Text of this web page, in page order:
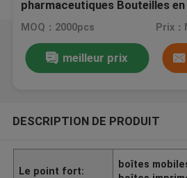
pharmaceutiques Bouteilles
Impression d' étiquettes
MOQ：2000pcs Prix
meilleur prix
DESCRIPTION DE PRODUIT
Le point fort:
boîtes